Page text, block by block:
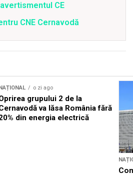
CE
CNE Cernavodă
o zi ago
grupului 2 de la
va lăsa România fără
din energia electrică